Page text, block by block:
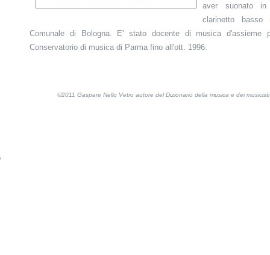
aver suonato
clarinetto basso
Comunale di Bologna. E' stato docente di musica d'assieme
Conservatorio di musica di Parma fino all'ott. 1996.
©2011 Gaspare Nello Vetro autore del Dizionario della musica e dei